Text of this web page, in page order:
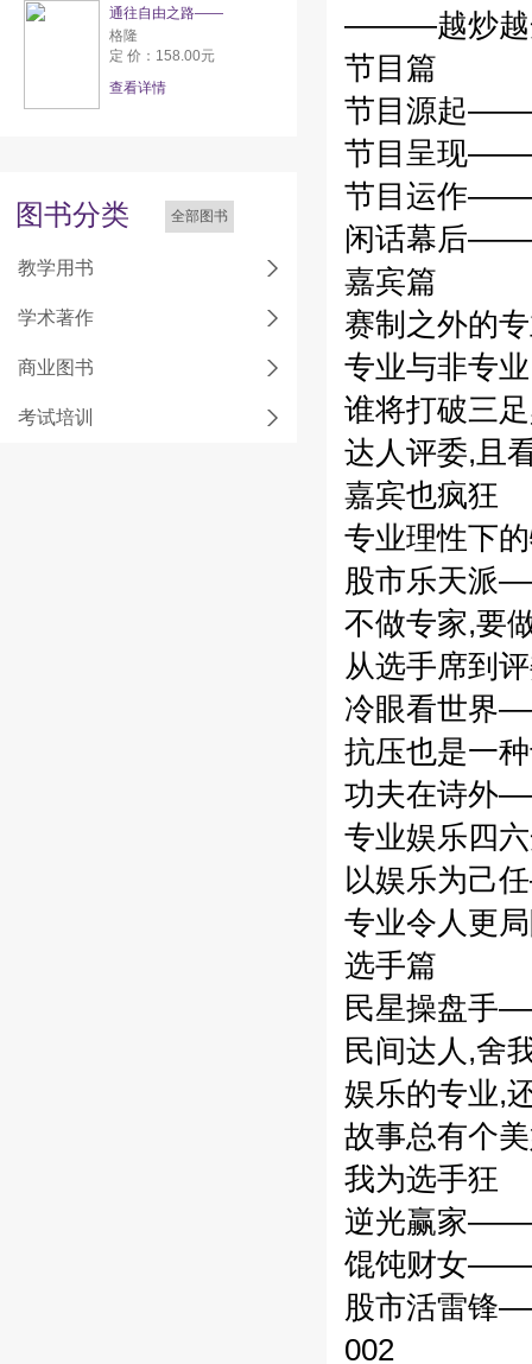
通往自由之路——
格隆
定 价：158.00元
查看详情
图书分类 全部图书
教学用书
学术著作
商业图书
考试培训
———越炒越
节目篇
节目源起
节目呈现
节目运作
闲话幕后
嘉宾篇
赛制之外的
专业与非专
谁将打破三
达人评委,且
嘉宾也疯狂
专业理性下
股市乐天派
不做专家,要
从选手席到
冷眼看世界
抗压也是一
功夫在诗外
专业娱乐四
以娱乐为己
专业令人更
选手篇
民星操盘手
民间达人,舍
娱乐的专业,
故事总有个
我为选手狂
逆光赢家
馄饨财女
股市活雷锋
002